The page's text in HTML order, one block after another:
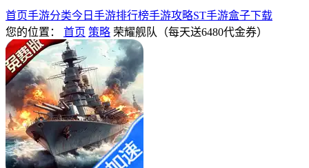
首页手游分类今日手游排行榜手游攻略ST手游盒子下载
您的位置：
首页 策略 荣耀舰队（每天送6480代金券）